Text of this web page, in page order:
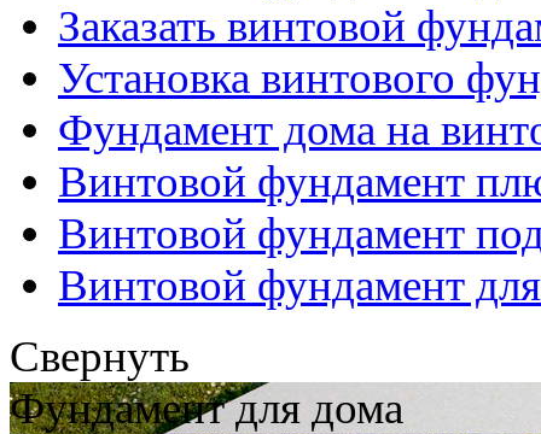
Заказать винтовой
Установка винтового
Фундамент дома на
Винтовой фундамент
Винтовой фундамент
Винтовой фундамент
Свернуть
Фундамент для дома